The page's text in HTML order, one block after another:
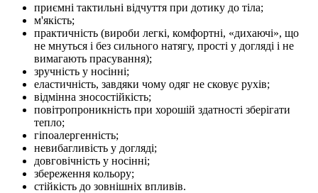
приємні тактильні відчуття при дотику до тіла;
м'якість;
практичність (вироби легкі, комфортні, «дихаючі», що
не мнуться і без сильного натягу, прості у догляді і не
вимагають прасування);
зручність у носінні;
еластичність, завдяки чому одяг не сковує рухів;
відмінна зносостійкість;
повітропроникність при хорошій здатності зберігати
тепло;
гіпоалергенність;
невибагливість у догляді;
довговічність у носінні;
збереження кольору;
стійкість до зовнішніх впливів.